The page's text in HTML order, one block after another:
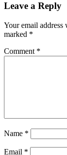
Leave a Reply
Your email
marked *
Comment *
Name *
Email *